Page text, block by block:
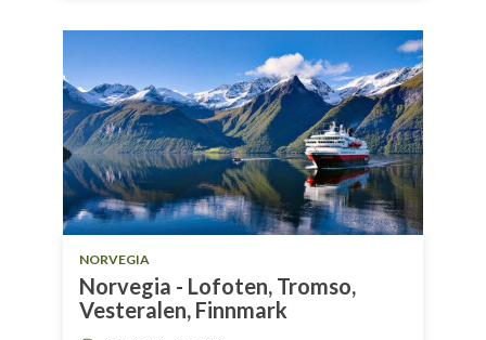
NORVEGIA
Norvegia - Lofoten, Tromso,
Vesteralen, Finnmark